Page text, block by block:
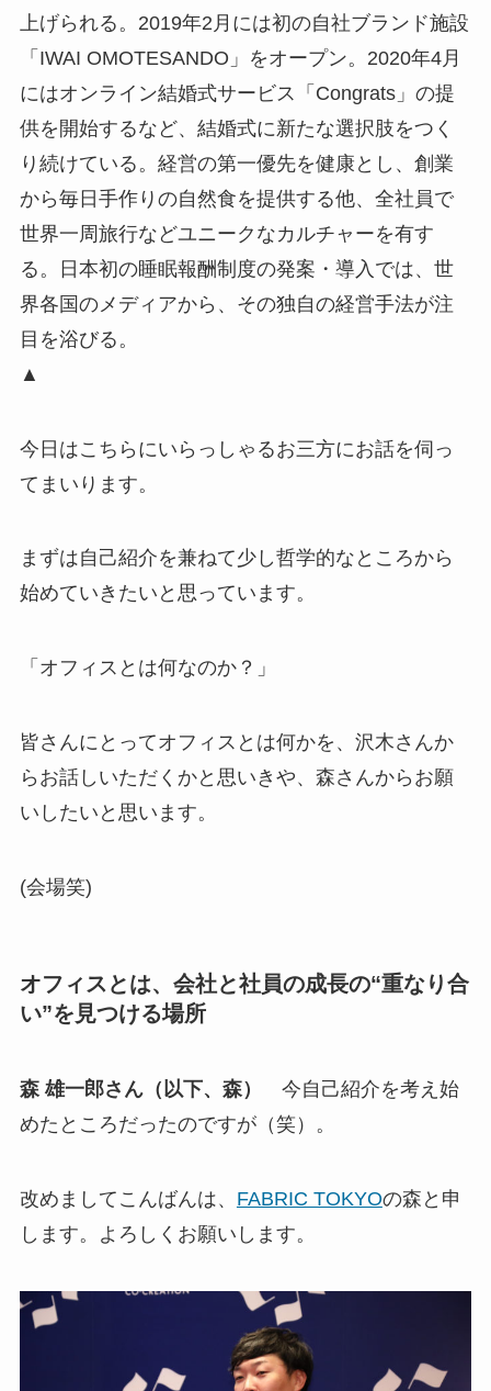
上げられる。2019年2月には初の自社ブランド施設
「IWAI OMOTESANDO」をオープン。2020年4月
にはオンライン結婚式サービス「Congrats」の提
供を開始するなど、結婚式に新たな選択肢をつく
り続けている。経営の第一優先を健康とし、創業
から毎日手作りの自然食を提供する他、全社員で
世界一周旅行などユニークなカルチャーを有す
る。日本初の睡眠報酬制度の発案・導入では、世
界各国のメディアから、その独自の経営手法が注
目を浴びる。
▲
今日はこちらにいらっしゃるお三方にお話を伺っ
てまいります。
まずは自己紹介を兼ねて少し哲学的なところから
始めていきたいと思っています。
「オフィスとは何なのか？」
皆さんにとってオフィスとは何かを、沢木さんか
らお話しいただくかと思いきや、森さんからお願
いしたいと思います。
(会場笑)
オフィスとは、会社と社員の成長の“重なり合
い”を見つける場所
森 雄一郎さん（以下、森）
今自己紹介を考え始
めたところだったのですが（笑）。
改めましてこんばんは、 FABRIC TOKYOの森と申
します。よろしくお願いします。